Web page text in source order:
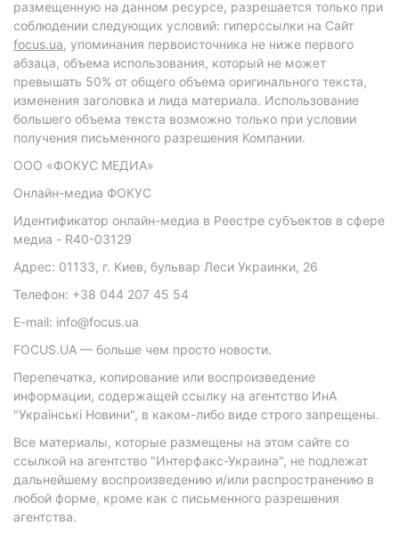
размещенную на данном ресурсе, разрешается только при
соблюдении следующих условий: гиперссылки на Сайт
focus.ua, упоминания первоисточника не ниже первого
абзаца, объема использования, который не может
превышать 50% от общего объема оригинального текста,
изменения заголовка и лида материала. Использование
большего объема текста возможно только при условии
получения письменного разрешения Компании.
ООО «ФОКУС МЕДИА»
Онлайн-медиа ФОКУС
Идентификатор онлайн-медиа в Реестре субъектов в сфере
медиа - R40-03129
Адрес: 01133, г. Киев, бульвар Леси Украинки, 26
Телефон: +38 044 207 45 54
E-mail: info@focus.ua
FOCUS.UA — больше чем просто новости.
Перепечатка, копирование или воспроизведение
информации, содержащей ссылку на агентство ИнА
"Українські Новини", в каком-либо виде строго запрещены.
Все материалы, которые размещены на этом сайте со
ссылкой на агентство "Интерфакс-Украина", не подлежат
дальнейшему воспроизведению и/или распространению в
любой форме, кроме как с письменного разрешения
агентства.